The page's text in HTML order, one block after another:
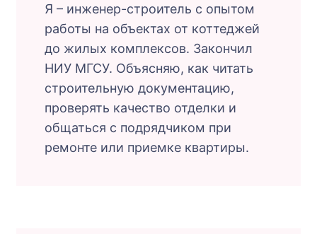
Я – инженер-строитель с опытом
работы на объектах от коттеджей
до жилых комплексов. Закончил
НИУ МГСУ. Объясняю, как читать
строительную документацию,
проверять качество отделки и
общаться с подрядчиком при
ремонте или приемке квартиры.